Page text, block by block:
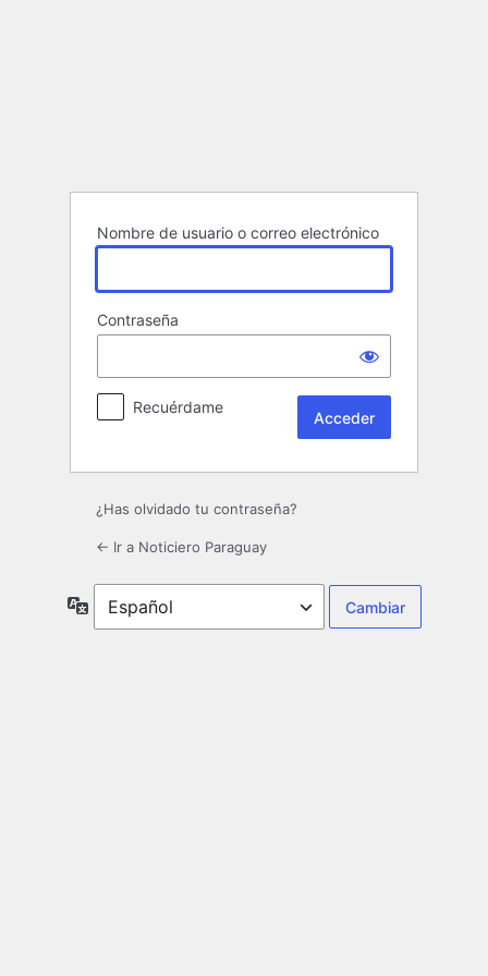
Nombre de usuario o correo electrónico
Contraseña
Recuérdame
¿Has olvidado tu contraseña?
← Ir a Noticiero Paraguay
Idioma